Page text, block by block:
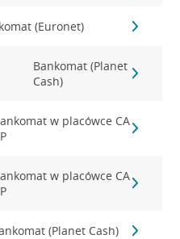
(Euronet)
Bankomat (Planet
Cash)
w placówce CA
w placówce CA
(Planet Cash)